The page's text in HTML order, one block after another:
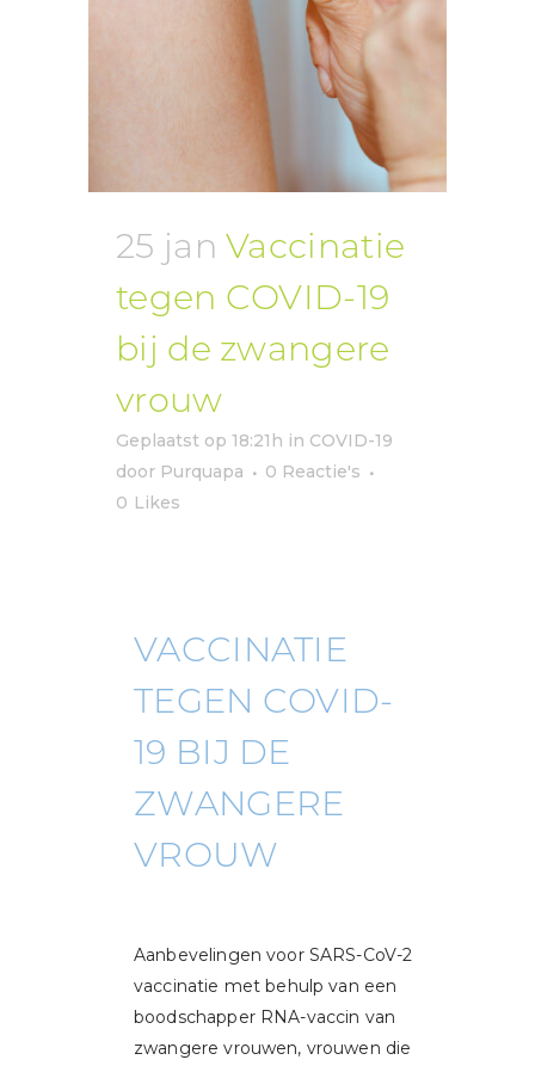
25 jan Vaccinatie
tegen COVID-19
bij de zwangere
vrouw
Geplaatst op 18:21h in COVID-19
door Purquapa
0 Reactie's
0 Likes
VACCINATIE
TEGEN COVID-
19 BIJ DE
ZWANGERE
VROUW
Aanbevelingen voor SARS-CoV-2
vaccinatie met behulp van een
boodschapper RNA-vaccin van
zwangere vrouwen, vrouwen die